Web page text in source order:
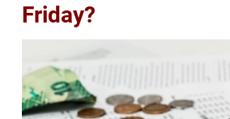
Friday?